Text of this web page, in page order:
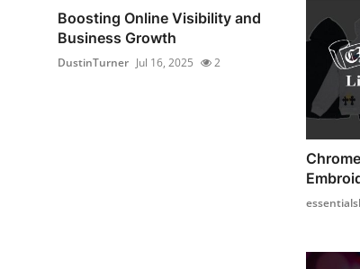
Boosting Online Visibility and
Business Growth
DustinTurner Jul 16, 2025 2